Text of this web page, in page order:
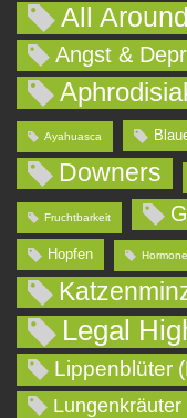
All
Angst &
Ayahuasca
Downers
Fruchtbarkeit
Hopfen Hormone
Legal
Lippenblüter
Lungenkräuter